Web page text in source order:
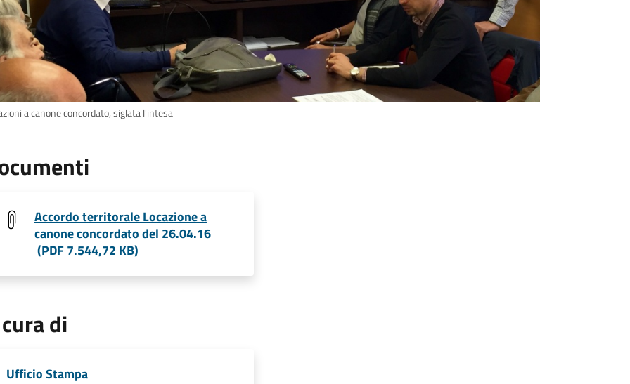
a canone concordato, siglata l'intesa
Accordo territorale Locazione a
canone concordato del 26.04.16
(PDF 7.544,72 KB)
di
Ufficio Stampa